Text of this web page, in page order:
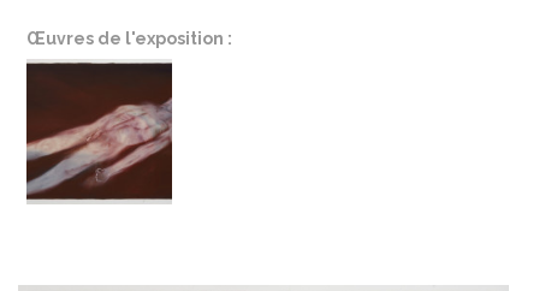
Œuvres de l'exposition :